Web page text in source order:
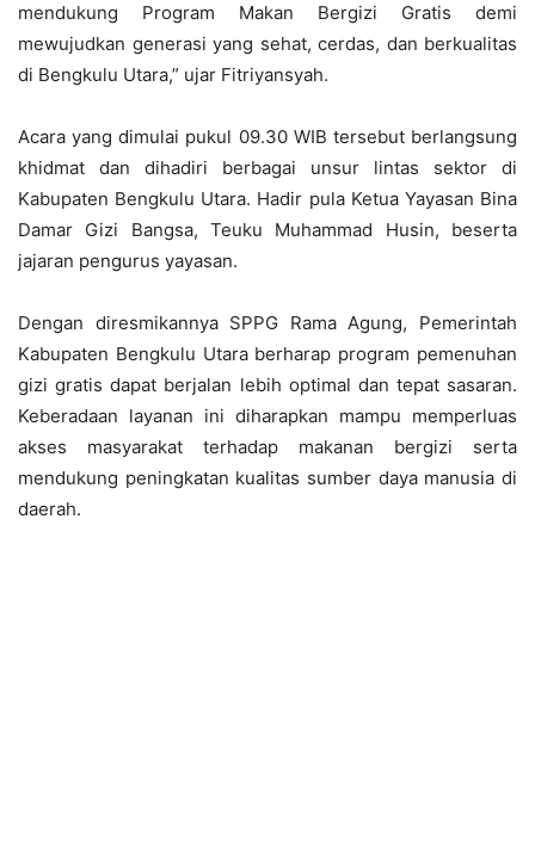
mendukung Program Makan Bergizi Gratis demi
mewujudkan generasi yang sehat, cerdas, dan berkualitas
di Bengkulu Utara,” ujar Fitriyansyah.
Acara yang dimulai pukul 09.30 WIB tersebut berlangsung
khidmat dan dihadiri berbagai unsur lintas sektor di
Kabupaten Bengkulu Utara. Hadir pula Ketua Yayasan Bina
Damar Gizi Bangsa, Teuku Muhammad Husin, beserta
jajaran pengurus yayasan.
Dengan diresmikannya SPPG Rama Agung, Pemerintah
Kabupaten Bengkulu Utara berharap program pemenuhan
gizi gratis dapat berjalan lebih optimal dan tepat sasaran.
Keberadaan layanan ini diharapkan mampu memperluas
akses masyarakat terhadap makanan bergizi serta
mendukung peningkatan kualitas sumber daya manusia di
daerah.